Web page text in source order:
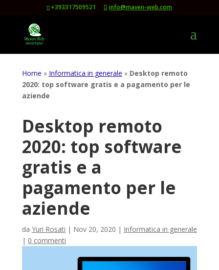
+393317509521 info@maven-web.com
Home » Informatica in generale » Desktop remoto
2020: top software gratis e a pagamento per le
aziende
Desktop remoto
2020: top software
gratis e a
pagamento per le
aziende
da Yuri Rosati | Nov 20, 2020 | Informatica in generale
| 0 commenti